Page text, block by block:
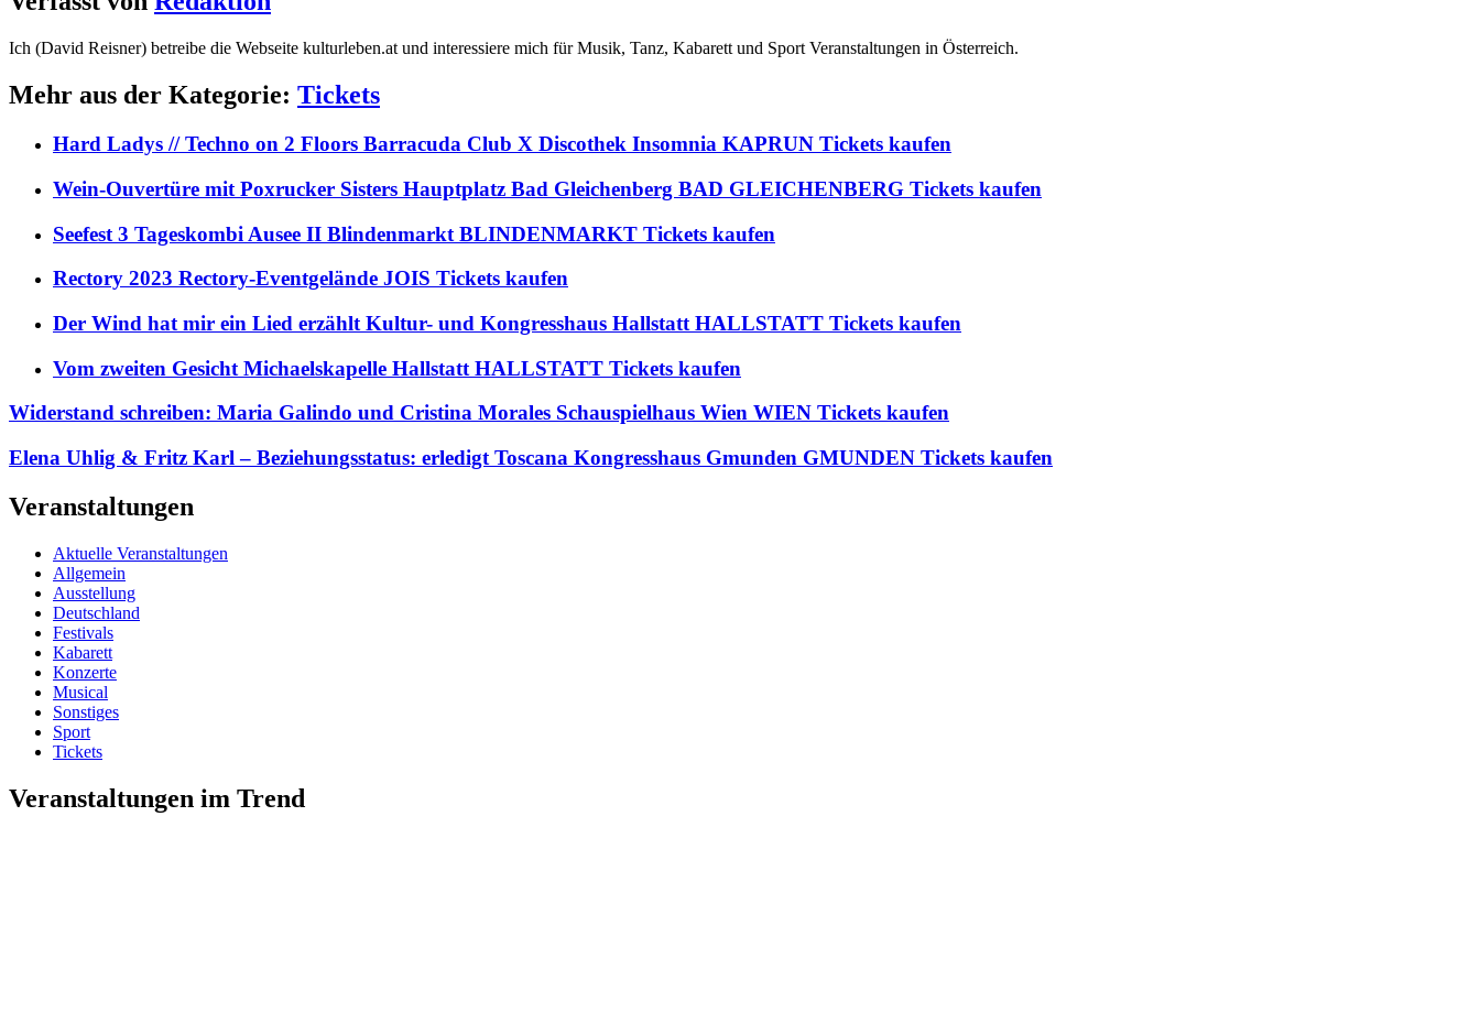
Ich (David Reisner) betreibe die Webseite kulturleben.at und interessiere mich für Musik, Tanz, Kabarett und Sport Veranstaltungen in Österreich.
Mehr aus der Kategorie: Tickets
Hard Ladys // Techno on 2 Floors Barracuda Club X Discothek Insomnia KAPRUN Tickets kaufen
Wein-Ouvertüre mit Poxrucker Sisters Hauptplatz Bad Gleichenberg BAD GLEICHENBERG Tickets kaufen
Seefest 3 Tageskombi Ausee II Blindenmarkt BLINDENMARKT Tickets kaufen
Rectory 2023 Rectory-Eventgelände JOIS Tickets kaufen
Der Wind hat mir ein Lied erzählt Kultur- und Kongresshaus Hallstatt HALLSTATT Tickets kaufen
Vom zweiten Gesicht Michaelskapelle Hallstatt HALLSTATT Tickets kaufen
Widerstand schreiben: Maria Galindo und Cristina Morales Schauspielhaus Wien WIEN Tickets kaufen
Elena Uhlig & Fritz Karl – Beziehungsstatus: erledigt Toscana Kongresshaus Gmunden GMUNDEN Tickets kaufen
Veranstaltungen
Aktuelle Veranstaltungen
Allgemein
Ausstellung
Deutschland
Festivals
Kabarett
Konzerte
Musical
Sonstiges
Sport
Tickets
Veranstaltungen im Trend